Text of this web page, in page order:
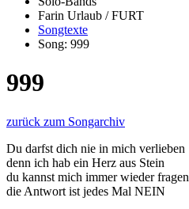
Farin Urlaub / FURT
Songtexte
Song: 999
999
zurück zum Songarchiv
Du darfst dich nie in mich verlieben
denn ich hab ein Herz aus Stein
du kannst mich immer wieder fragen
die Antwort ist jedes Mal NEIN